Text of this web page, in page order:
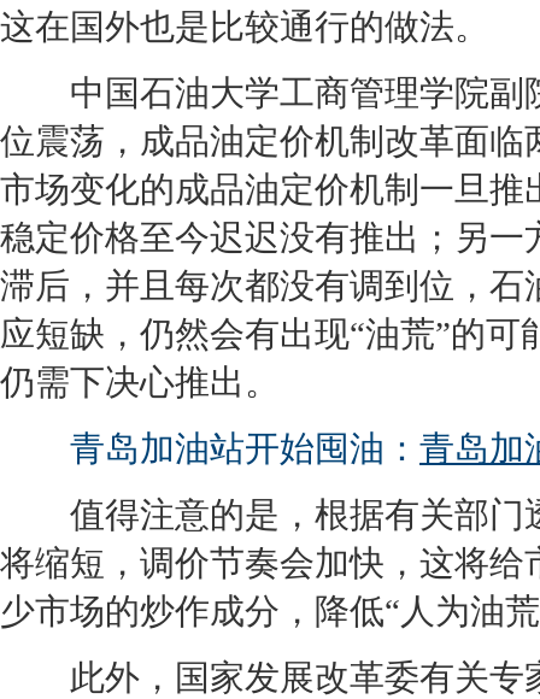
这在国外也是比较通行的做法。
中国石油大学工商管理学院副
位震荡，成品油定价机制改革面
市场变化的成品油定价机制一旦
稳定价格至今迟迟没有推出；另
滞后，并且每次都没有调到位，
应短缺，仍然会有出现“油荒”的
仍需下决心推出。
青岛加油站开始囤油： 青岛加
值得注意的是，根据有关部门
将缩短，调价节奏会加快，这将
少市场的炒作成分，降低“人为油
此外，国家发展改革委有关专